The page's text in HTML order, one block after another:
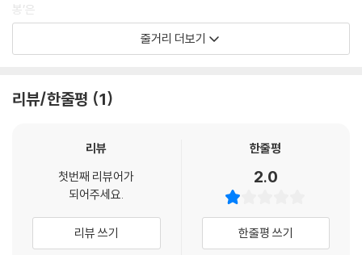
봉’은
아무런 단서도 없이 이름 석 자만 가지고 무작정 전국 방방곡곡을 누빈다.
시도 때도 없이 티격태격 다투던 두 사람은 가는 곳곳마다
까?
줄거리 더보기
리뷰/한줄평 1
리뷰
첫번째 리뷰어가
되어주세요.
리뷰 쓰기
한줄평
2.0
한줄평 쓰기